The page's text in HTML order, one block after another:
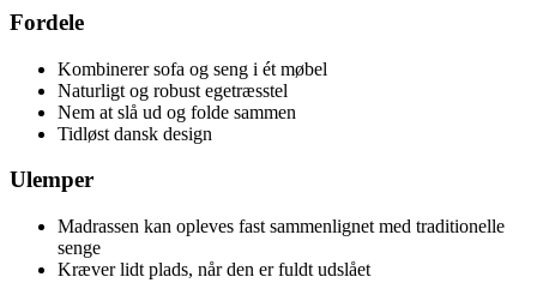
Fordele
Kombinerer sofa og seng i ét møbel
Naturligt og robust egetræsstel
Nem at slå ud og folde sammen
Tidløst dansk design
Ulemper
Madrassen kan opleves fast sammenlignet med traditionelle
senge
Kræver lidt plads, når den er fuldt udslået